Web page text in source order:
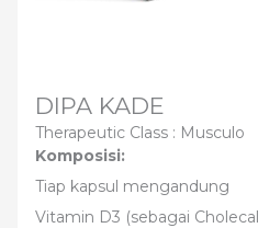
DIPA KADE
Therapeutic Class : Musculo
Komposisi:
Tiap kapsul
Vitamin D3 (sebagai